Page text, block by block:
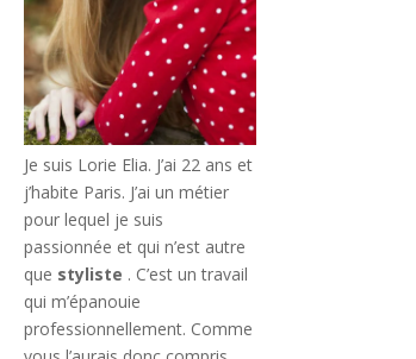
Je suis Lorie Elia. J’ai 22 ans et
j’habite Paris. J’ai un métier
pour lequel je suis
passionnée et qui n’est autre
que styliste . C’est un travail
qui m’épanouie
professionnellement. Comme